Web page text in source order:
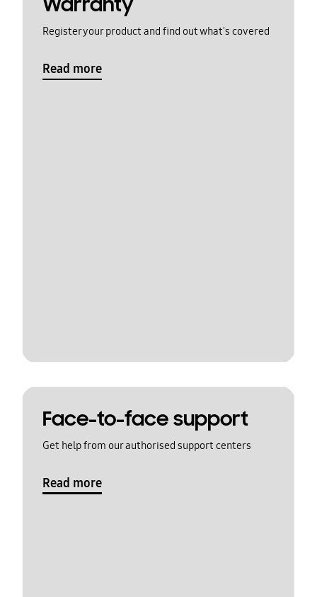
Register your product and find out what's covered
Read more
Face-to-face support
Get help from our authorised support centers
Read more